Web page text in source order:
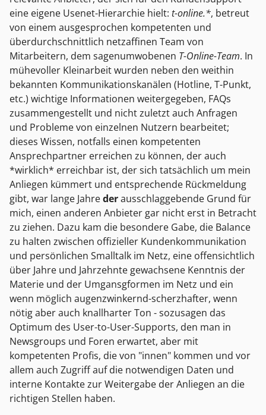
eine eigene Usenet-Hierarchie hielt: t-online.*, betreut
von einem ausgesprochen kompetenten und
überdurchschnittlich netzaffinen Team von
Mitarbeitern, dem sagenumwobenen T-Online-Team. In
mühevoller Kleinarbeit wurden neben den weithin
bekannten Kommunikationskanälen (Hotline, T-Punkt,
etc.) wichtige Informationen weitergegeben, FAQs
zusammengestellt und nicht zuletzt auch Anfragen
und Probleme von einzelnen Nutzern bearbeitet;
dieses Wissen, notfalls einen kompetenten
Ansprechpartner erreichen zu können, der auch
*wirklich* erreichbar ist, der sich tatsächlich um mein
Anliegen kümmert und entsprechende Rückmeldung
gibt, war lange Jahrederausschlaggebende Grund für
mich, einen anderen Anbieter gar nicht erst in Betracht
zu ziehen. Dazu kam die besondere Gabe, die Balance
zu halten zwischen offizieller Kundenkommunikation
und persönlichen Smalltalk im Netz, eine offensichtlich
über Jahre und Jahrzehnte gewachsene Kenntnis der
Materie und der Umgansgformen im Netz und ein
wenn möglich augenzwinkernd-scherzhafter, wenn
nötig aber auch knallharter Ton - sozusagen das
Optimum des User-to-User-Supports, den man in
Newsgroups und Foren erwartet, aber mit
kompetenten Profis, die von "innen" kommen und vor
allem auch Zugriff auf die notwendigen Daten und
interne Kontakte zur Weitergabe der Anliegen an die
richtigen Stellen haben.